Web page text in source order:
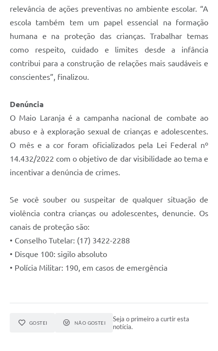
relevância de ações preventivas no ambiente escolar. “A
escola também tem um papel essencial na formação
humana e na proteção das crianças. Trabalhar temas
como respeito, cuidado e limites desde a infância
contribui para a construção de relações mais saudáveis e
conscientes”, finalizou.
Denúncia
O Maio Laranja é a campanha nacional de combate ao
abuso e à exploração sexual de crianças e adolescentes.
O mês e a cor foram oficializados pela Lei Federal nº
14.432/2022 com o objetivo de dar visibilidade ao tema e
incentivar a denúncia de crimes.
Se você souber ou suspeitar de qualquer situação de
violência contra crianças ou adolescentes, denuncie. Os
canais de proteção são:
• Conselho Tutelar: (17) 3422-2288
• Disque 100: sigilo absoluto
• Polícia Militar: 190, em casos de emergência
GOSTEI NÃO GOSTEI
Seja o primeiro a curtir esta
notícia.